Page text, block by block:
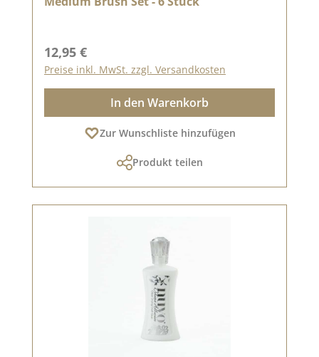
Regulärer Preis:
12,95 €
Preise inkl. MwSt. zzgl. Versandkosten
In den Warenkorb
Zur Wunschliste hinzufügen
Produkt teilen